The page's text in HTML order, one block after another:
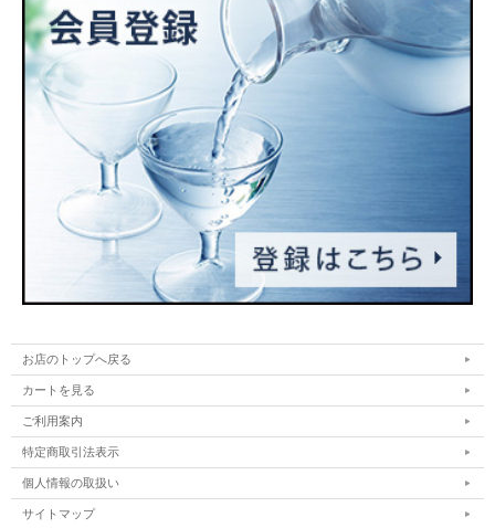
お店のトップへ戻る
カートを見る
ご利用案内
特定商取引法表示
個人情報の取扱い
サイトマップ